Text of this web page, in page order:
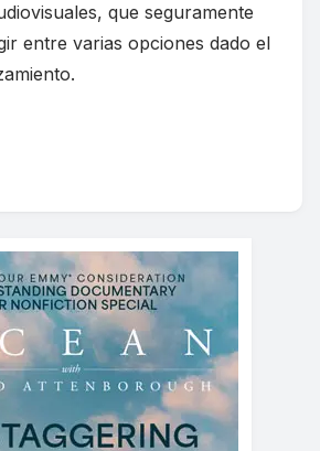
que seguramente
entre varias opciones dado el